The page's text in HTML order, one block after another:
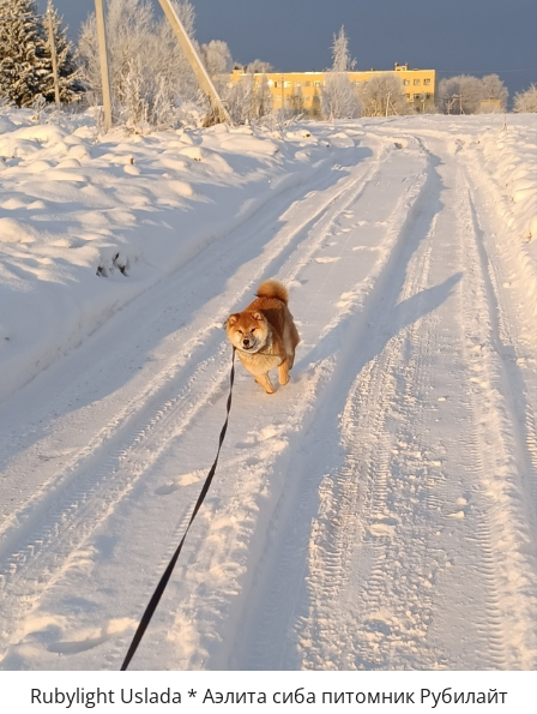
Rubylight Uslada * Аэлита сиба питомник Рубилайт